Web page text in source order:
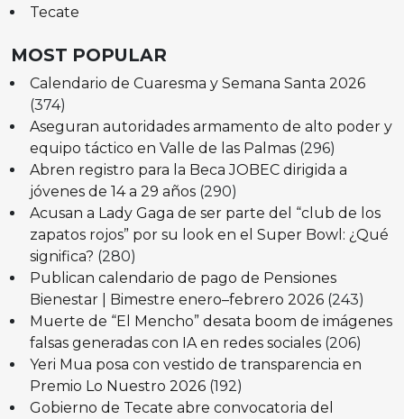
Tecate
MOST POPULAR
Calendario de Cuaresma y Semana Santa 2026
(374)
Aseguran autoridades armamento de alto poder y
equipo táctico en Valle de las Palmas (296)
Abren registro para la Beca JOBEC dirigida a
jóvenes de 14 a 29 años (290)
Acusan a Lady Gaga de ser parte del “club de los
zapatos rojos” por su look en el Super Bowl: ¿Qué
significa? (280)
Publican calendario de pago de Pensiones
Bienestar | Bimestre enero–febrero 2026 (243)
Muerte de “El Mencho” desata boom de imágenes
falsas generadas con IA en redes sociales (206)
Yeri Mua posa con vestido de transparencia en
Premio Lo Nuestro 2026 (192)
Gobierno de Tecate abre convocatoria del